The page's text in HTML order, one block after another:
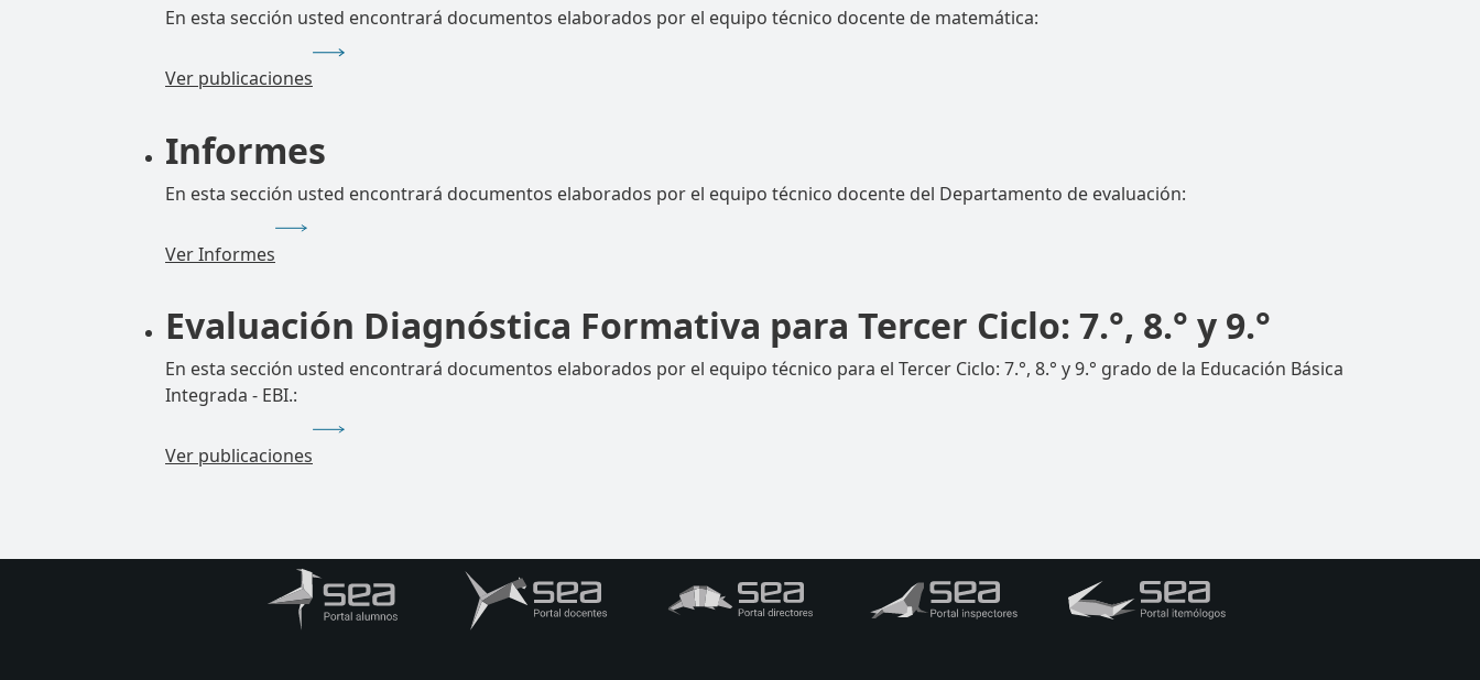
En esta sección usted encontrará documentos elaborados por el equipo técnico docente de matemática:
Ver publicaciones
Informes
En esta sección usted encontrará documentos elaborados por el equipo técnico docente del Departamento de evaluación:
Ver Informes
Evaluación Diagnóstica Formativa para Tercer Ciclo: 7.°, 8.° y 9.°
En esta sección usted encontrará documentos elaborados por el equipo técnico para el Tercer Ciclo: 7.°, 8.° y 9.° grado de la Educación Básica
Integrada - EBI.:
Ver publicaciones